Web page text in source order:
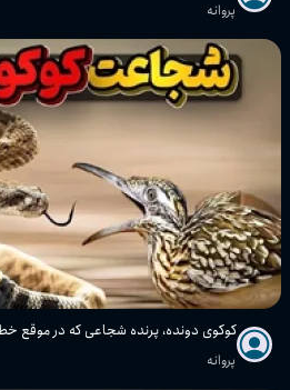
پروانه
کوکوی دونده، پرنده شجاعی که در موقع
پروانه